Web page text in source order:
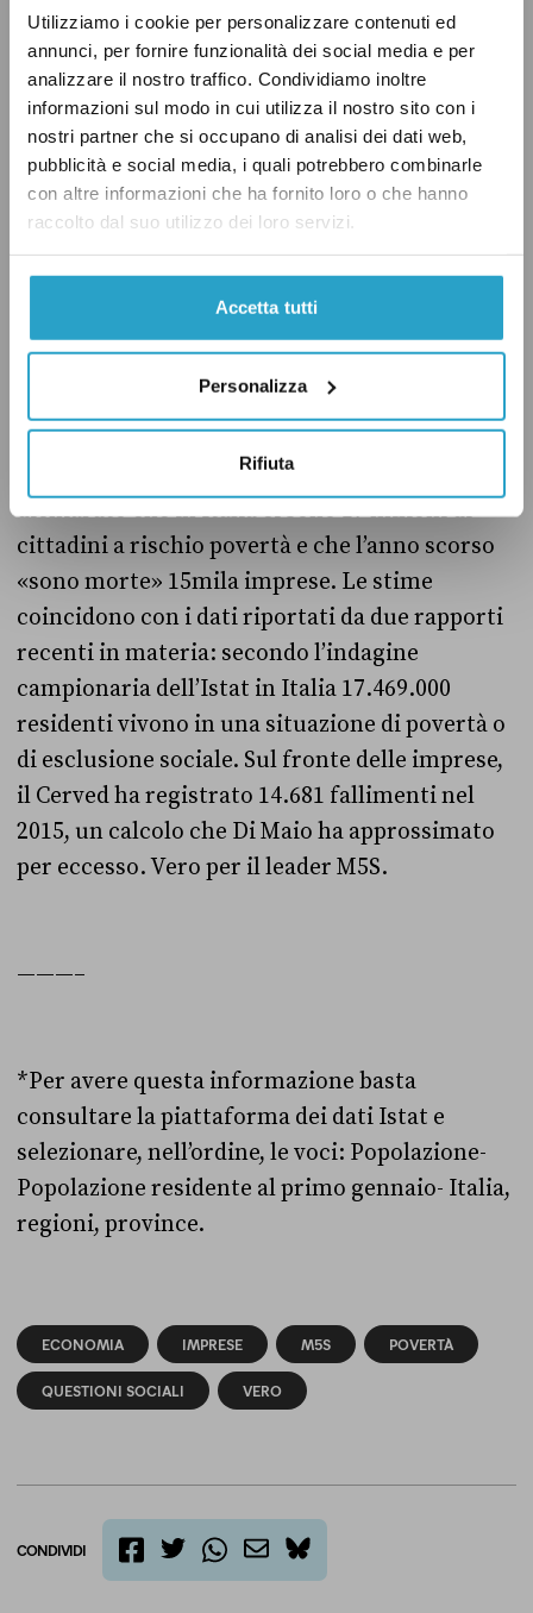
Utilizziamo i cookie per personalizzare contenuti ed
annunci, per fornire funzionalità dei social media e per
analizzare il nostro traffico. Condividiamo inoltre
informazioni sul modo in cui utilizza il nostro sito con i
nostri partner che si occupano di analisi dei dati web,
pubblicità e social media, i quali potrebbero combinarle
con altre informazioni che ha fornito loro o che hanno
raccolto dal suo utilizzo dei loro servizi.
Accetta tutti
Personalizza
Rifiuta
7,5 mila del 2008, quando gli effetti della crisi
non si erano ancora manifestati sul nostro
sistema economico”.
Il verdetto
Durante la puntata della trasmissioneIn ½ Ora
Luigi Di Maio, vicepresidente della Camera, ha
dichiarato che in Italia ci sono 17 milioni di
cittadini a rischio povertà e che l’anno scorso
«sono morte» 15mila imprese. Le stime
coincidono con i dati riportati da due rapporti
recenti in materia: secondo l’indagine
campionaria dell’Istat in Italia 17.469.000
residenti vivono in una situazione di povertà o
di esclusione sociale. Sul fronte delle imprese,
il Cerved ha registrato 14.681 fallimenti nel
2015, un calcolo che Di Maio ha approssimato
per eccesso. Vero per il leader M5S.
———–
*Per avere questa informazione basta
consultare la piattaforma dei dati Istat e
selezionare, nell’ordine, le voci: Popolazione-
Popolazione residente al primo gennaio- Italia,
regioni, province.
ECONOMIA IMPRESE M5S POVERTÀ
QUESTIONI SOCIALI VERO
CONDIVIDI
bluesky